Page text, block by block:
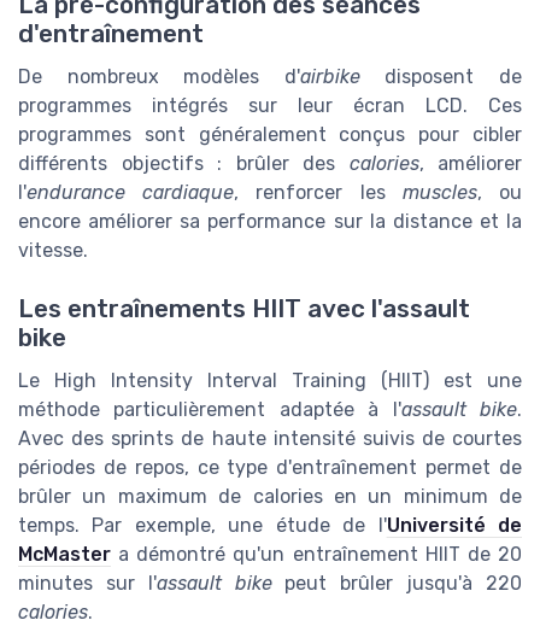
d'entraînement
De nombreux modèles d'airbikedisposent de
programmes intégrés sur leur écran LCD. Ces
programmes sont généralement conçus pour cibler
différents objectifs : brûler des calories, améliorer
l'endurance cardiaque, renforcer les muscles, ou
encore améliorer sa performance sur la distance et la
vitesse.
Les entraînements HIIT avec l'assault
bike
Le High Intensity Interval Training (HIIT) est une
méthode particulièrement adaptée à l'assault bike.
Avec des sprints de haute intensité suivis de courtes
périodes de repos, ce type d'entraînement permet de
brûler un maximum de calories en un minimum de
temps. Par exemple, une étude de l'Université de
McMaster a démontré qu'un entraînement HIIT de 20
minutes sur l'assault bikepeut brûler jusqu'à 220
calories.